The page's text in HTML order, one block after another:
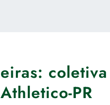
PR